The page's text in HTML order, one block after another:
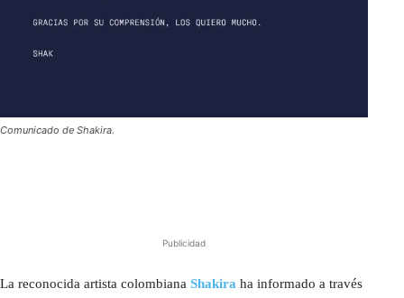
Comunicado de Shakira.
Publicidad
La reconocida artista colombiana Shakira ha informado a través